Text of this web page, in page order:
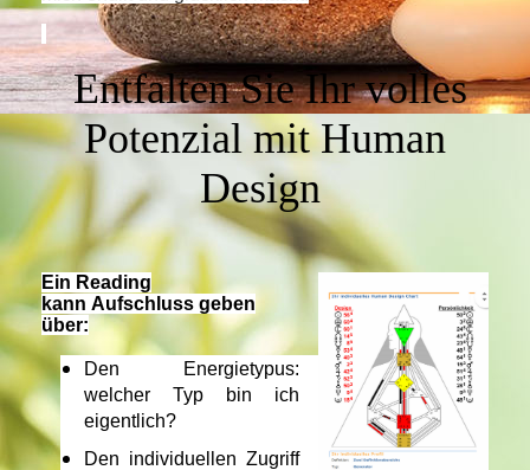
Entfalten Sie Ihr volles
Potenzial mit Human
Design
Ein Reading
kann Aufschluss geben
über:
Den Energietypus:
welcher Typ bin ich
eigentlich?
Den individuellen Zugriff